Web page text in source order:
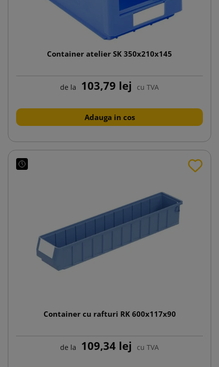
Container atelier SK 350x210x145
de la 103,79 lej cu TVA
Adauga in cos
Container cu rafturi RK 600x117x90
de la 109,34 lej cu TVA